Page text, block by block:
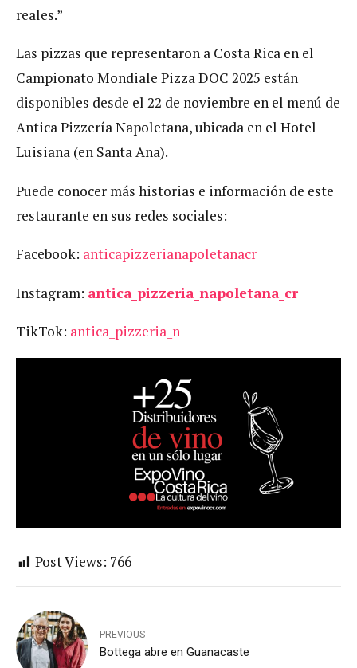
reales.”
Las pizzas que representaron a Costa Rica en el
Campionato Mondiale Pizza DOC 2025 están
disponibles desde el 22 de noviembre en el menú de
Antica Pizzería Napoletana, ubicada en el Hotel
Luisiana (en Santa Ana).
Puede conocer más historias e información de este
restaurante en sus redes sociales:
Facebook: anticapizzerianapoletanacr
Instagram: antica_pizzeria_napoletana_cr
TikTok: antica_pizzeria_n
Post Views: 766
PREVIOUS
Bottega abre en Guanacaste